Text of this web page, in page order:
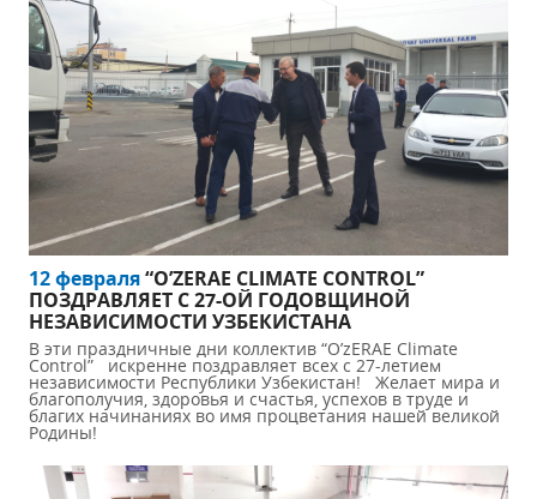
12 февраля“O’ZERAE CLIMATE CONTROL”
ПОЗДРАВЛЯЕТ С 27-ОЙ ГОДОВЩИНОЙ
НЕЗАВИСИМОСТИ УЗБЕКИСТАНА
В эти праздничные дни коллектив “O’zERAE Climate
Control” искренне поздравляет всех с 27-летием
независимости Республики Узбекистан! Желает мира и
благополучия, здоровья и счастья, успехов в труде и
благих начинаниях во имя процветания нашей великой
Родины!